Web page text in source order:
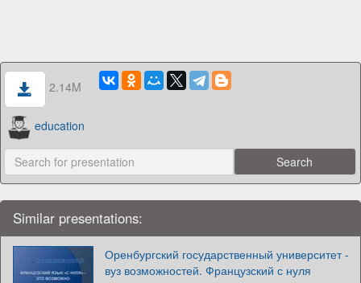
2.14M
education
Similar presentations:
Оренбургский государственный университет -
вуз возможностей. Французский с нуля